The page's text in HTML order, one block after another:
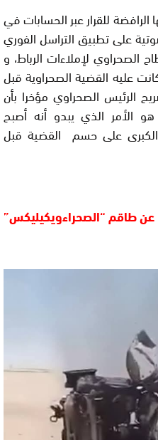
للقرار عبر الحسابات في
على تطبيق التراسل الفوري
الصحراوي لإملاءات الرباط، و
عليه القضية الصحراوية قبل
الرئيس الصحراوي مؤخرا بأن
الأمر الذي يبدو أنه أصبح
على حسم القضية قبل
عن طاقم “الصحراءويكيليكس”